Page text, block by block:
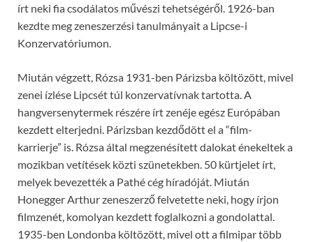
írt neki fia csodálatos művészi tehetségéről. 1926-ban
kezdte meg zeneszerzési tanulmányait a Lipcse-i
Konzervatóriumon.
Miután végzett, Rózsa 1931-ben Párizsba költözött, mivel
zenei ízlése Lipcsét túl konzervatívnak tartotta. A
hangversenytermek részére írt zenéje egész Európában
kezdett elterjedni. Párizsban kezdődött el a “film-
karrierje” is. Rózsa által megzenésített dalokat énekeltek a
mozikban vetítések közti szünetekben. 50 kürtjelet írt,
melyek bevezették a Pathé cég híradóját. Miután
Honegger Arthur zeneszerző felvetette neki, hogy írjon
filmzenét, komolyan kezdett foglalkozni a gondolattal.
1935-ben Londonba költözött, mivel ott a filmipar több